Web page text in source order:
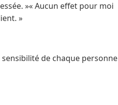
»« Aucun effet pour moi
»
de chaque personne